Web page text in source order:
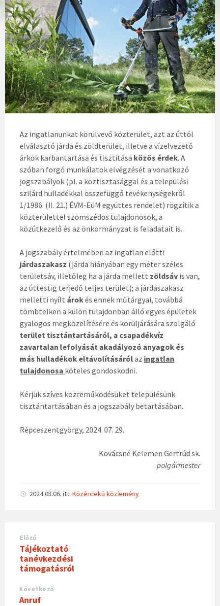
Az ingatlanunkat körülvevő közterület, azt az úttól
elválasztó járda és zöldterület, illetve a vízelvezető
árkok karbantartása és tisztítása közös érdek. A
szóban forgó munkálatok elvégzését a vonatkozó
jogszabályok (pl. a köztisztasággal és a települési
szilárd hulladékkal összefüggő tevékenységekről
1/1986. (II. 21.) ÉVM-EüM együttes rendelet) rögzítik a
közterülettel szomszédos tulajdonosok, a
közútkezelő és az önkormányzat is feladatait is.
A jogszabály értelmében az ingatlan előtti
járdaszakasz (járda hiányában egy méter széles
területsáv, illetőleg ha a járda mellett zöldsáv is van,
az úttestig terjedő teljes terület); a járdaszakasz
melletti nyílt árokés ennek műtárgyai, továbbá
tömbtelken a külön tulajdonban álló egyes épületek
gyalogos megközelítésére és körüljárására szolgáló
terület tisztántartásáról, a csapadékvíz
zavartalan lefolyását akadályozó anyagok és
más hulladékok eltávolításárólaz ingatlan
tulajdonosa köteles gondoskodni.
Kérjük szíves közreműködésüket településünk
tisztántartásában és a jogszabály betartásában.
Répceszentgyörgy, 2024. 07. 29.
Kovácsné Kelemen Gertrúd sk.
polgármester
2024.08.06. itt: Közérdekű közlemény
Előző
Tájékoztató
tanévkezdési
támogatásról
Következő
Anruf